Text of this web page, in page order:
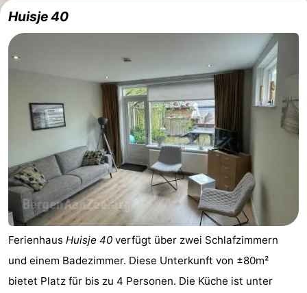
Huisje 40
Ferienhaus Huisje 40 verfügt über zwei Schlafzimmern
und einem Badezimmer. Diese Unterkunft von ±80m²
bietet Platz für bis zu 4 Personen. Die Küche ist unter